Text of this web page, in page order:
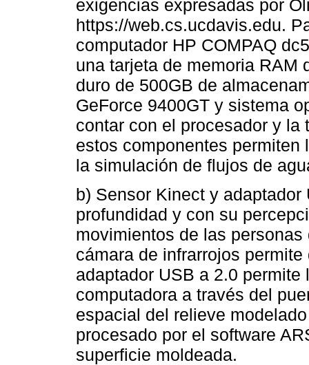
exigencias expresadas por
https://web.cs.ucdavis.edu.
computador HP COMPAQ
una tarjeta de memoria RAM
duro de 500GB de
GeForce 9400GT y sistema
contar con el procesador y
estos componentes
la simulación de flujos de
b) Sensor Kinect y
profundidad y con su
movimientos de las
cámara de infrarrojos
adaptador USB a 2.0
computadora a través del
espacial del relieve
procesado por el software
superficie moldeada.